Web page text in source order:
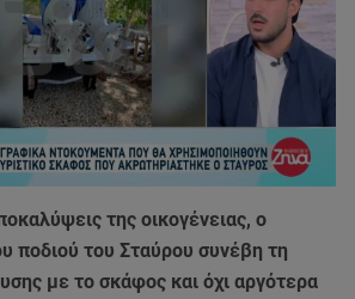
της οικογένειας, ο
ποδιού του Σταύρου συνέβη τη
με το σκάφος και όχι αργότερα